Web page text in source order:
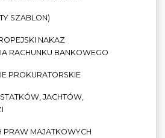
SZABLON)
NAKAZ
RACHUNKU BANKOWEGO
PROKURATORSKIE
JACHTÓW,
PRAW MAJATKOWYCH